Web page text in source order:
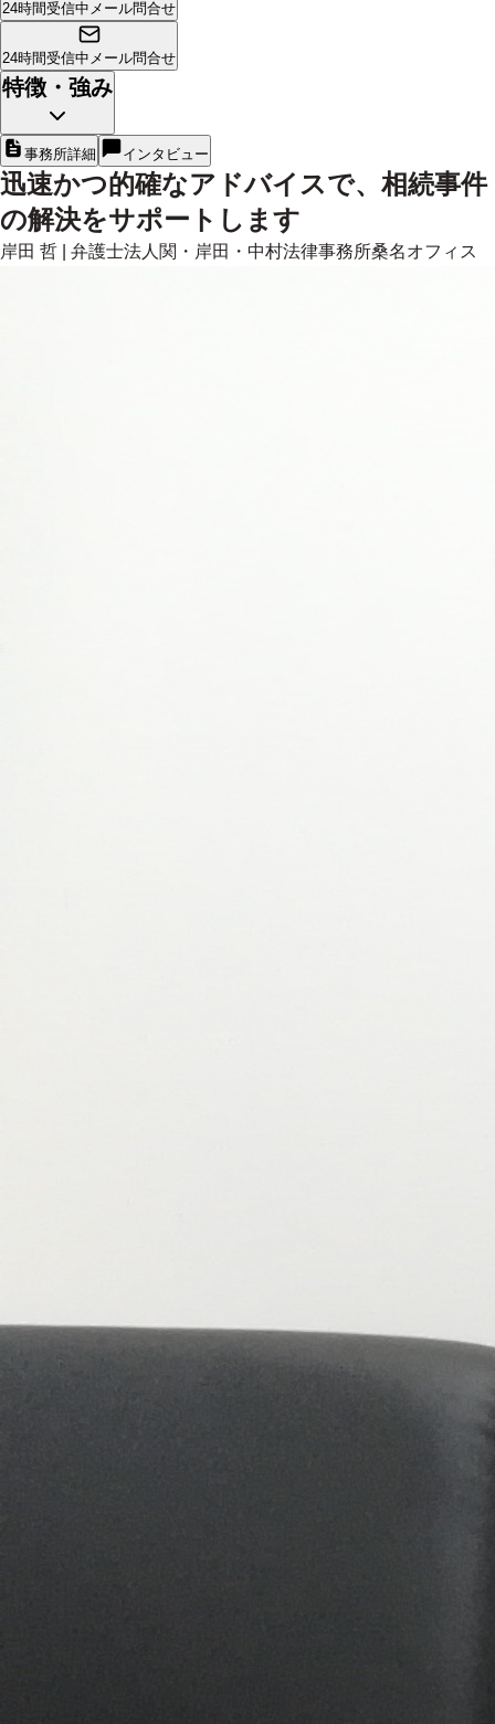
24時間受信中 メール問合せ
24時間受信中 メール問合せ
特徴・強み
事務所詳細 インタビュー
迅速かつ的確なアドバイスで、相続事件
の解決をサポートします
岸田 哲 弁護士法人関・岸田・中村法律事務所桑名オフィス